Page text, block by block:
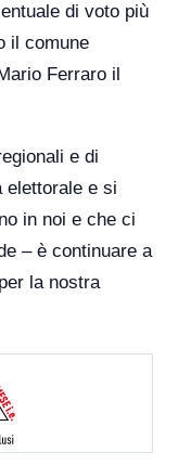
di voto più
il comune
Ferraro il
e di
elettorale e si
in noi e che ci
– è continuare a
la nostra